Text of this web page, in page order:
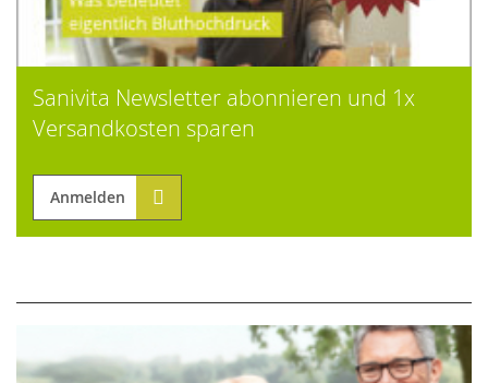
Sanivita Newsletter abonnieren und 1x
Versandkosten sparen
Anmelden